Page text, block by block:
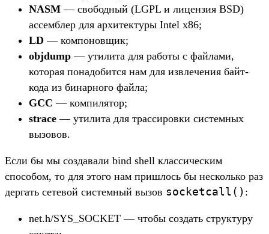
NASM — свободный (LGPL и лицензия BSD)
ассемблер для архитектуры Intel x86;
LD — компоновщик;
objdump — утилита для работы с файлами,
которая понадобится нам для извлечения байт-
кода из бинарного файла;
GCC — компилятор;
strace — утилита для трассировки системных
вызовов.
Если бы мы создавали bind shell классическим
способом, то для этого нам пришлось бы несколько раз
дергать сетевой системный вызов socketcall() :
net.h/SYS_SOCKET — чтобы создать структуру